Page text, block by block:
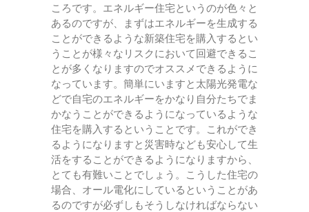
ころです。エネルギー住宅というのが色々と
あるのですが、まずはエネルギーを生成する
ことができるような新築住宅を購入するとい
うことが様々なリスクにおいて回避できるこ
とが多くなりますのでオススメできるように
なっています。簡単にいますと太陽光発電な
どで自宅のエネルギーをかなり自分たちでま
かなうことができるようになっているような
住宅を購入するということです。これができ
るようになりますと災害時なども安心して生
活をすることができるようになりますから、
とても有難いことでしょう。こうした住宅の
場合、オール電化にしているということがあ
るのですが必ずしもそうしなければならない